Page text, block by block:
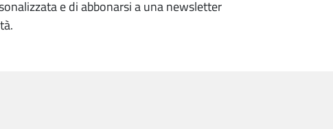
e di abbonarsi a una newsletter